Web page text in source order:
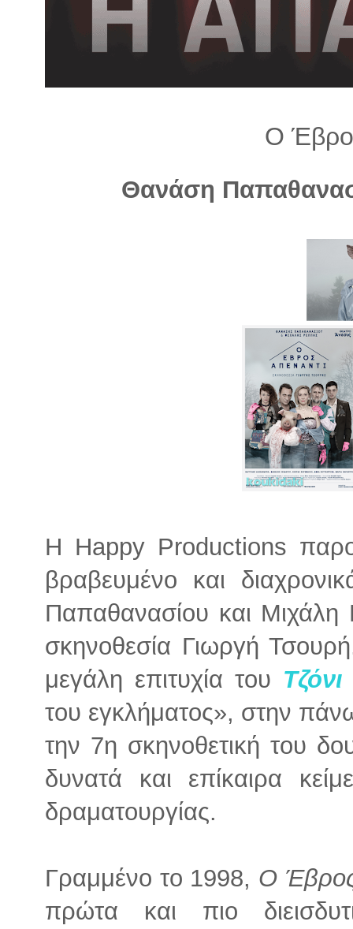
Ο
Θανάση
Η Happy Productions
βραβευμένο και
Παπαθανασίου και
σκηνοθεσία Γιωργή
μεγάλη επιτυχία του
του εγκλήματος», στην
την 7η σκηνοθετική του
δυνατά και επίκαιρα
δραματουργίας.
Γραμμένο το 1998, Ο
πρώτα και πιο